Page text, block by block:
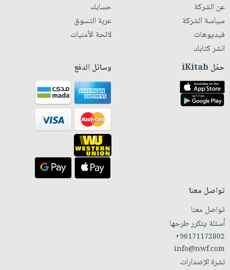
عن الشركة
سياسة الشركة
فيديوهات
انشر كتابك
حسابك
عربة التسوق
لائحة الأمنيات
حمّل iKitab وسائل الدفع
تواصل معنا
تواصل معنا
أسئلة يتكرر طرحها
+96171172802
info@nwf.com
نشرة الإصدارات